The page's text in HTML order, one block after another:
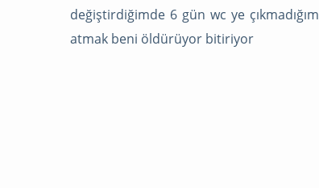
değiştirdiğimde 6 gün wc ye
atmak beni öldürüyor bitiriyor